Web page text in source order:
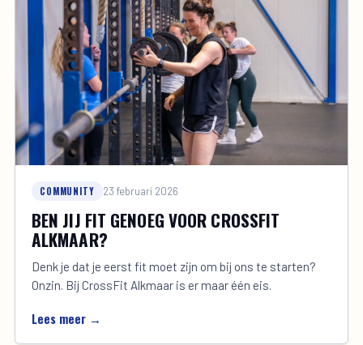
COMMUNITY 23 februari 2026
BEN JIJ FIT GENOEG VOOR CROSSFIT
ALKMAAR?
Denk je dat je eerst fit moet zijn om bij ons te starten?
Onzin. Bij CrossFit Alkmaar is er maar één eis.
Lees meer →